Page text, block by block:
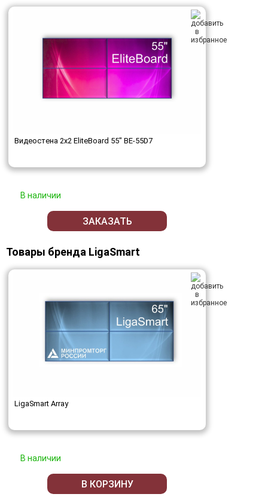
Видеостена 2x2 EliteBoard 55" BE-55D7
В наличии
ЗАКАЗАТЬ
Товары бренда LigaSmart
LigaSmart Array
В наличии
В КОРЗИНУ